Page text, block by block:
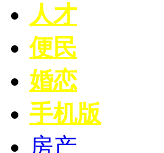
人才
便民
婚恋
手机版
房产